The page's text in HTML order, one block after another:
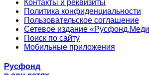
Контакты и реквизиты
Политика конфиденциальности
Пользовательское соглашение
Сетевое издание
Поиск по сайту
Мобильные приложения
Русфонд